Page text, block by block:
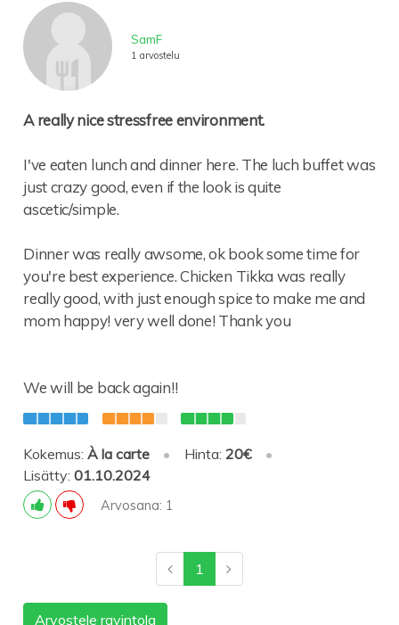
SamF
1 arvostelu
A really nice stressfree environment.
I've eaten lunch and dinner here. The luch buffet was
just crazy good, even if the look is quite
ascetic/simple.
Dinner was really awsome, ok book some time for
you're best experience. Chicken Tikka was really
really good, with just enough spice to make me and
mom happy! very well done! Thank you
We will be back again!!
Kokemus:À la carte • Hinta: 20€
•
Lisätty:01.10.2024
Arvosana: 1
1
Arvostele ravintola